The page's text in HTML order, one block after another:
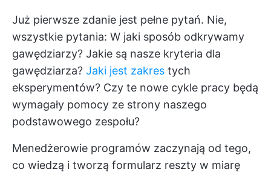
Już pierwsze zdanie jest pełne pytań. Nie,
wszystkie pytania: W jaki sposób odkrywamy
gawędziarzy? Jakie są nasze kryteria dla
gawędziarza? Jaki jest zakres tych
eksperymentów? Czy te nowe cykle pracy będą
wymagały pomocy ze strony naszego
podstawowego zespołu?
Menedżerowie programów zaczynają od tego,
co wiedzą i tworzą formularz reszty w miarę